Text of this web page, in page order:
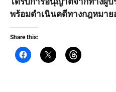
พร้อมดำเนินคดีทางกฎหมาย
Share this: